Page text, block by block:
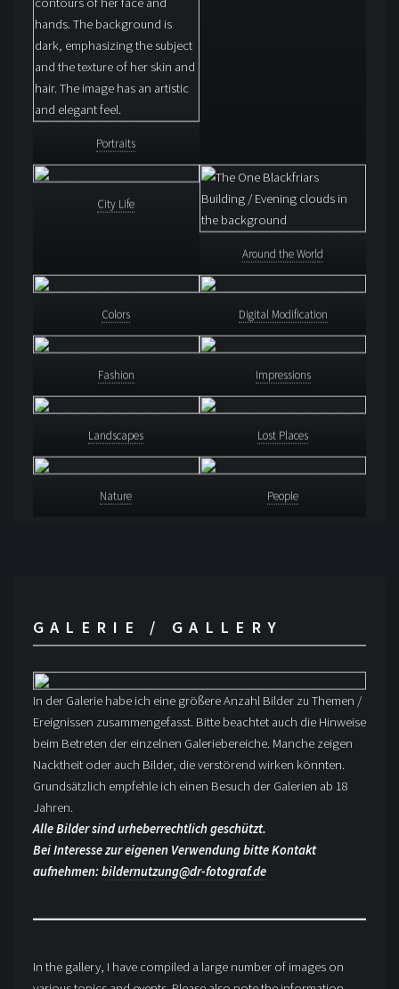
Portraits
City Life
Around the World
Colors Digital Modification
Fashion Impressions
Landscapes Lost Places
Nature People
GALERIE / GALLERY
In der Galerie habe ich eine größere Anzahl Bilder zu Themen /
Ereignissen zusammengefasst. Bitte beachtet auch die Hinweise
beim Betreten der einzelnen Galeriebereiche. Manche zeigen
Nacktheit oder auch Bilder, die verstörend wirken könnten.
Grundsätzlich empfehle ich einen Besuch der Galerien ab 18
Jahren.
Alle Bilder sind urheberrechtlich geschützt.
Bei Interesse zur eigenen Verwendung bitte Kontakt
aufnehmen:bildernutzung@dr-fotograf.de
In the gallery, I have compiled a large number of images on